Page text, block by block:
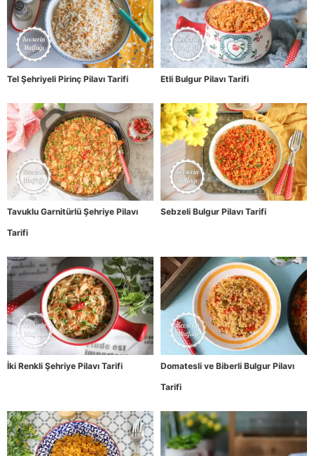
Tel Şehriyeli Pirinç Pilavı Tarifi Etli Bulgur Pilavı Tarifi
Tavuklu Garnitürlü Şehriye Pilavı
Tarifi
Sebzeli Bulgur Pilavı Tarifi
İki Renkli Şehriye Pilavı Tarifi
Domatesli ve Biberli Bulgur Pilavı
Tarifi